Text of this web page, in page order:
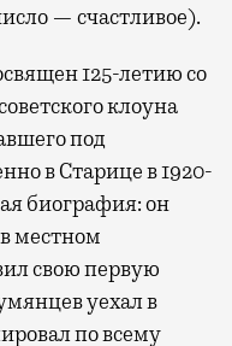
— счастливое).
125-летию со
клоуна
под
в Старице в 1920-
биография: он
местном
свою первую
уехал в
по всему